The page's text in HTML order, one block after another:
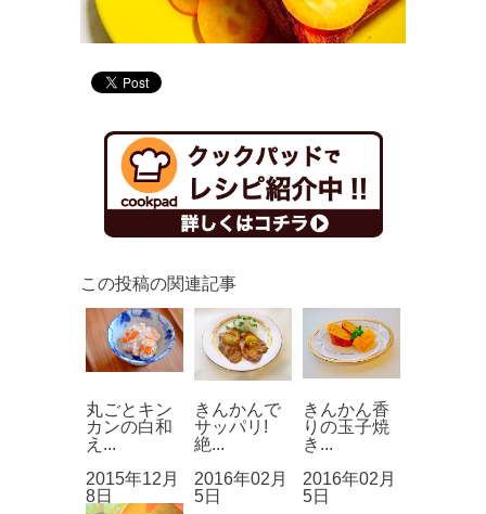
この投稿の関連記事
丸ごとキン
カンの白和
え...
2015年12月
8日
きんかんで
サッパリ!
絶...
2016年02月
5日
きんかん香
りの玉子焼
き...
2016年02月
5日